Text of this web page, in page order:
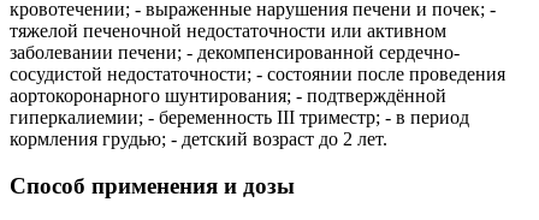
кровотечении; - выраженные нарушения печени и почек; -
тяжелой печеночной недостаточности или активном
заболевании печени; - декомпенсированной сердечно-
сосудистой недостаточности; - состоянии после проведения
аортокоронарного шунтирования; - подтверждённой
гиперкалиемии; - беременность III триместр; - в период
кормления грудью; - детский возраст до 2 лет.
Способ применения и дозы